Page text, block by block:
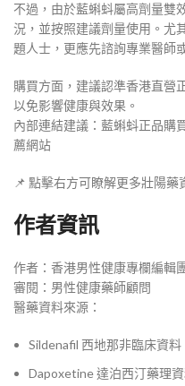
不過，由於藍蝌蚪屬高劑量雙
況，並按照建議劑量使用。尤
題人士，更應先諮詢專業醫師
購買方面，建議認準香港直營
以免影響健康與效果。
內部連結建議：藍蝌蚪正品購
薦網站
📌 點擊右方可瞭解更多壯陽藥
作者資訊
作者：香港男性健康專欄編輯
審閱：男性健康藥師顧問
醫藥資料來源：
Sildenafil 西地那非臨床資料
Dapoxetine 達泊西汀藥理